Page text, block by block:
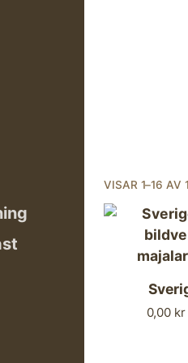
VISAR 1–16 AV
0,00 kr